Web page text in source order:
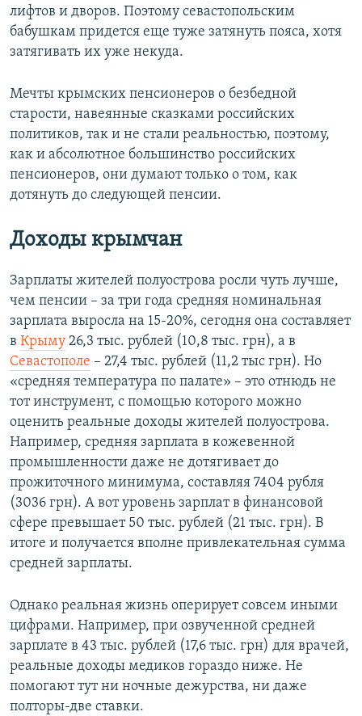
лифтов и дворов. Поэтому севастопольским
бабушкам придется еще туже затянуть пояса, хотя
затягивать их уже некуда.
Мечты крымских пенсионеров о безбедной
старости, навеянные сказками российских
политиков, так и не стали реальностью, поэтому,
как и абсолютное большинство российских
пенсионеров, они думают только о том, как
дотянуть до следующей пенсии.
Доходы крымчан
Зарплаты жителей полуострова росли чуть лучше,
чем пенсии – за три года средняя номинальная
зарплата выросла на 15-20%, сегодня она составляет
в Крыму 26,3 тыс. рублей (10,8 тыс. грн), а в
Севастополе – 27,4 тыс. рублей (11,2 тыс грн). Но
«средняя температура по палате» – это отнюдь не
тот инструмент, с помощью которого можно
оценить реальные доходы жителей полуострова.
Например, средняя зарплата в кожевенной
промышленности даже не дотягивает до
прожиточного минимума, составляя 7404 рубля
(3036 грн). А вот уровень зарплат в финансовой
сфере превышает 50 тыс. рублей (21 тыс. грн). В
итоге и получается вполне привлекательная сумма
средней зарплаты.
Однако реальная жизнь оперирует совсем иными
цифрами. Например, при озвученной средней
зарплате в 43 тыс. рублей (17,6 тыс. грн) для врачей,
реальные доходы медиков гораздо ниже. Не
помогают тут ни ночные дежурства, ни даже
полторы-две ставки.